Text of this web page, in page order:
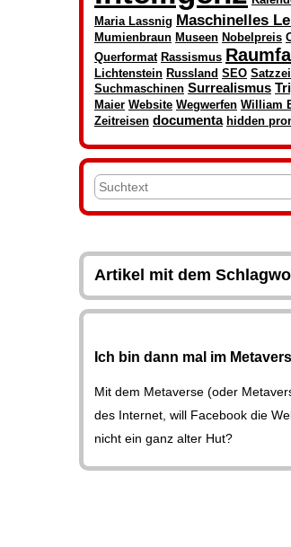
Maria Lassnig Maschinelles
Mumienbraun Museen Nobelpreis
Querformat Rassismus
Lichtenstein Russland SEO
Suchmaschinen Surrealismus
Maier Website Wegwerfen William
Zeitreisen documenta hidden
Artikel mit dem
Ich bin dann mal im
Mit dem Metaverse (oder
des Internet, will Facebook die
nicht ein ganz alter Hut?